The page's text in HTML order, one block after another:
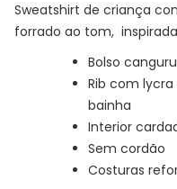
Sweatshirt de criança
forrado ao tom, inspirada
Bolso canguru
Rib com
bainha
Interior
Sem cordão
Costuras